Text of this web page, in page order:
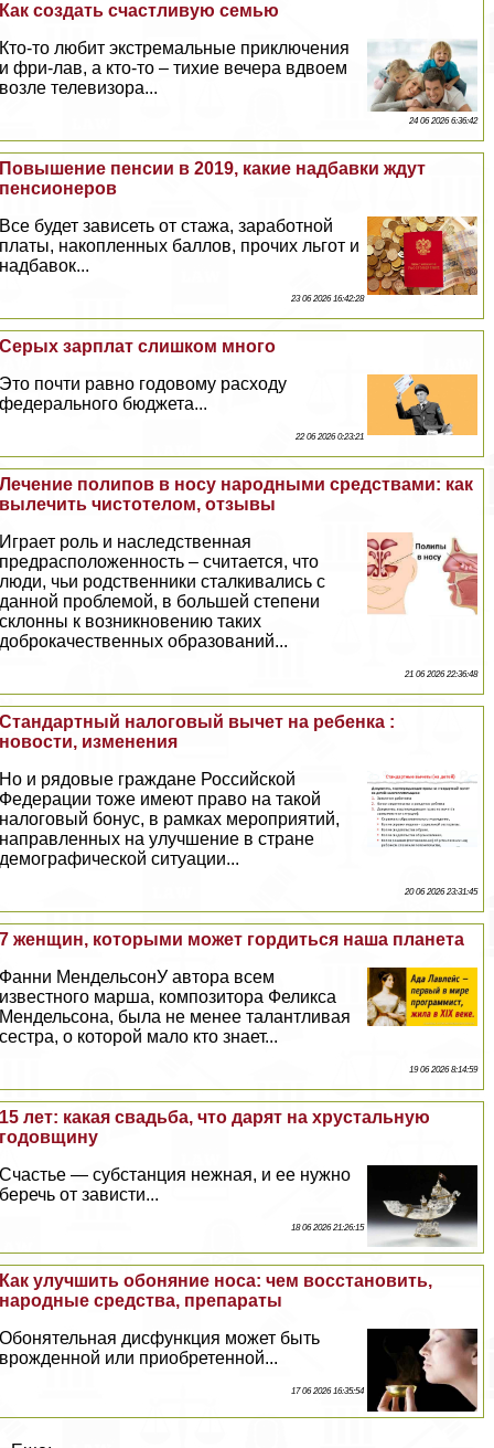
Как создать счастливую семью
Кто-то любит экстремальные приключения
и фри-лав, а кто-то – тихие вечера вдвоем
возле телевизора...
24 06 2026 6:36:42
Повышение пенсии в 2019, какие надбавки ждут
пенсионеров
Все будет зависеть от стажа, заработной
платы, накопленных баллов, прочих льгот и
надбавок...
23 06 2026 16:42:28
Серых зарплат слишком много
Это почти равно годовому расходу
федерального бюджета...
22 06 2026 0:23:21
Лечение полипов в носу народными средствами: как
вылечить чистотелом, отзывы
Играет роль и наследственная
предрасположенность – считается, что
люди, чьи родственники сталкивались с
данной проблемой, в большей степени
склонны к возникновению таких
доброкачественных образований...
21 06 2026 22:36:48
Стандартный налоговый вычет на ребенка :
новости, изменения
Но и рядовые граждане Российской
Федерации тоже имеют право на такой
налоговый бонус, в рамках мероприятий,
направленных на улучшение в стране
демографической ситуации...
20 06 2026 23:31:45
7 женщин, которыми может гордиться наша планета
Фанни МендельсонУ автора всем
известного марша, композитора Феликса
Мендельсона, была не менее талантливая
сестра, о которой мало кто знает...
19 06 2026 8:14:59
15 лет: какая свадьба, что дарят на хрустальную
годовщину
Счастье — субстанция нежная, и ее нужно
беречь от зависти...
18 06 2026 21:26:15
Как улучшить обоняние носа: чем восстановить,
народные средства, препараты
Обонятельная дисфункция может быть
врожденной или приобретенной...
17 06 2026 16:35:54